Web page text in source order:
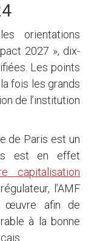
orientations
2027 », dix-
Les points
fois les grands
de l’institution
de Paris est un
est en effet
capitalisation
l’AMF
œuvre afin de
à la bonne